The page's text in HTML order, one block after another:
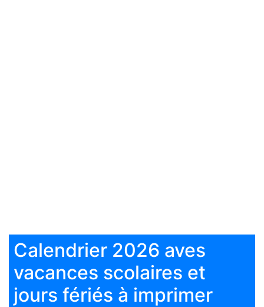
Calendrier 2026 aves
vacances scolaires et
jours fériés à imprimer